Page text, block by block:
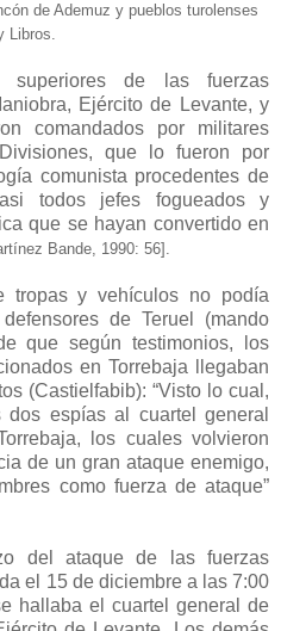
de Ademuz y pueblos turolenses
Libros.
superiores de las fuerzas
Ejército de Levante, y
comandados por militares
que lo fueron por
comunista procedentes de
todos jefes fogueados y
que se hayan convertido en
Bande, 1990: 56].
tropas y vehículos no podía
de Teruel (mando
que según testimonios, los
en Torrebaja llegaban
(Castielfabib): “Visto lo cual,
espías al cuartel general
los cuales volvieron
de un gran ataque enemigo,
como fuerza de ataque”
del ataque de las fuerzas
el 15 de diciembre a las 7:00
hallaba el cuartel general de